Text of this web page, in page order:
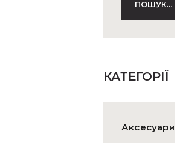
КАТЕГОРІЇ
Аксесуари